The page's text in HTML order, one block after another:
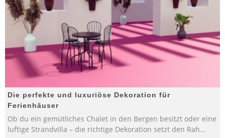
Die perfekte und luxuriöse Dekoration für
Ferienhäuser
Ob du ein gemütliches Chalet in den Bergen besitzt oder eine
luftige Strandvilla – die richtige Dekoration setzt den Rah...